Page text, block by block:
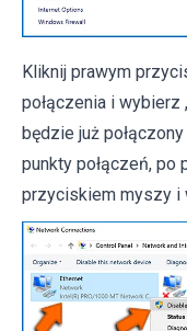
Kliknij prawym
połączenia i wybierz
będzie już
punkty połączeń, po
przyciskiem myszy i